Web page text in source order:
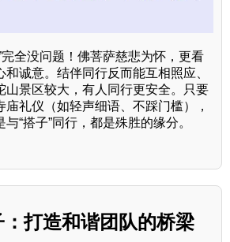
完全没问题！佛菩萨慈悲为怀，更看
诚意。结伴同行反而能互相照应、
山景区较大，有人同行更安全。只要
礼仪（如轻声细语、不踩门槛），
“搭子”同行，都是殊胜的缘分。
打造和谐团队的桥梁